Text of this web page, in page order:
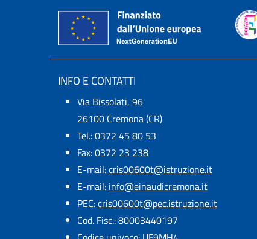
INFO E CONTATTI
Via Bissolati, 96
26100 Cremona (CR)
Tel.: 0372 45 80 53
Fax: 0372 23 238
E-mail:cris00600t@istruzione.it
E-mail:​ info@einaudicremona.it
PEC:cris00600t@pec.istruzione.it
Cod. Fisc.: 80003440197